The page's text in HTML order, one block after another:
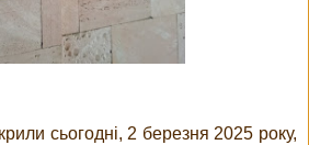
сьогодні, 2 березня 2025 року,